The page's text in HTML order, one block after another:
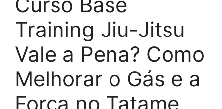
Training Jiu-Jitsu
Vale a Pena? Como
Melhorar o Gás e a
Força no Tatame